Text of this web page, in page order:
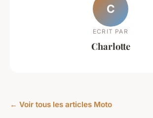
C
ECRIT PAR
Charlotte
← Voir tous les articles Moto